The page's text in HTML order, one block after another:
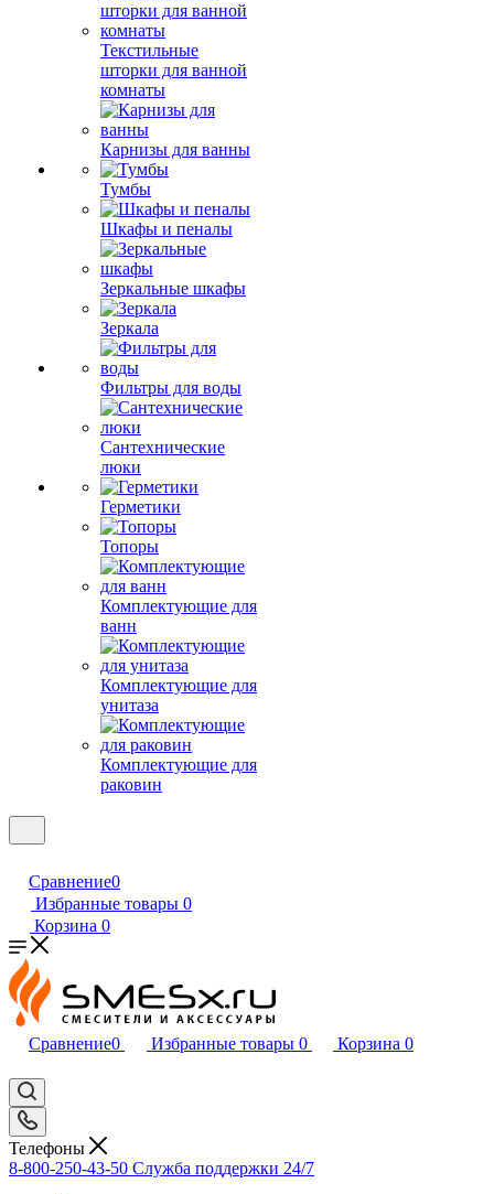
Текстильные
шторки для ванной
комнаты
Карнизы для ванны
Тумбы
Шкафы и пеналы
Зеркальные шкафы
Зеркала
Фильтры для воды
Сантехнические
люки
Герметики
Топоры
Комплектующие для
ванн
Комплектующие для
унитаза
Комплектующие для
раковин
Сравнение0
Избранные товары 0
Корзина 0
Сравнение0 Избранные товары 0 Корзина 0
Телефоны
8-800-250-43-50 Служба поддержки 24/7